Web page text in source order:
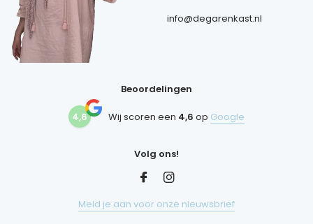
info@degarenkast.nl
Beoordelingen
4,6 Wij scoren een 4,6 op Google
Volg ons!
Meld je aan voor onze nieuwsbrief